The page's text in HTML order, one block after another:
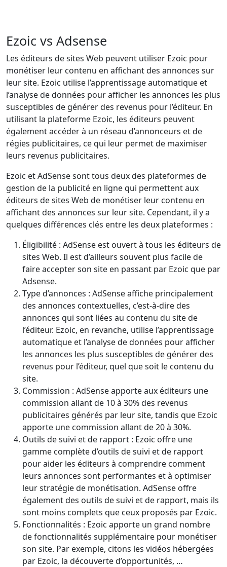
Ezoic vs Adsense
Les éditeurs de sites Web peuvent utiliser Ezoic pour
monétiser leur contenu en affichant des annonces sur
leur site. Ezoic utilise l’apprentissage automatique et
l’analyse de données pour afficher les annonces les plus
susceptibles de générer des revenus pour l’éditeur. En
utilisant la plateforme Ezoic, les éditeurs peuvent
également accéder à un réseau d’annonceurs et de
régies publicitaires, ce qui leur permet de maximiser
leurs revenus publicitaires.
Ezoic et AdSense sont tous deux des plateformes de
gestion de la publicité en ligne qui permettent aux
éditeurs de sites Web de monétiser leur contenu en
affichant des annonces sur leur site. Cependant, il y a
quelques différences clés entre les deux plateformes :
Éligibilité : AdSense est ouvert à tous les éditeurs de
sites Web. Il est d’ailleurs souvent plus facile de
faire accepter son site en passant par Ezoic que par
Adsense.
Type d’annonces : AdSense affiche principalement
des annonces contextuelles, c’est-à-dire des
annonces qui sont liées au contenu du site de
l’éditeur. Ezoic, en revanche, utilise l’apprentissage
automatique et l’analyse de données pour afficher
les annonces les plus susceptibles de générer des
revenus pour l’éditeur, quel que soit le contenu du
site.
Commission : AdSense apporte aux éditeurs une
commission allant de 10 à 30% des revenus
publicitaires générés par leur site, tandis que Ezoic
apporte une commission allant de 20 à 30%.
Outils de suivi et de rapport : Ezoic offre une
gamme complète d’outils de suivi et de rapport
pour aider les éditeurs à comprendre comment
leurs annonces sont performantes et à optimiser
leur stratégie de monétisation. AdSense offre
également des outils de suivi et de rapport, mais ils
sont moins complets que ceux proposés par Ezoic.
Fonctionnalités : Ezoic apporte un grand nombre
de fonctionnalités supplémentaire pour monétiser
son site. Par exemple, citons les vidéos hébergées
par Ezoic, la découverte d’opportunités, …